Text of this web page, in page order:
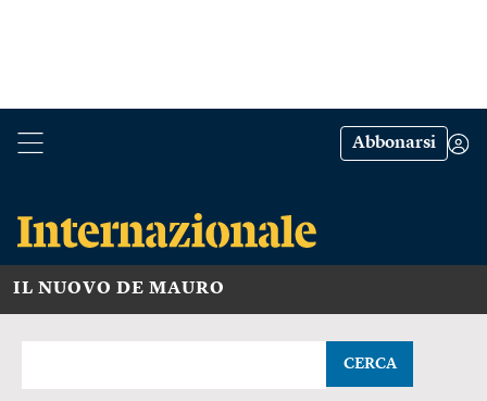
Abbonarsi
IL NUOVO DE MAURO
CERCA